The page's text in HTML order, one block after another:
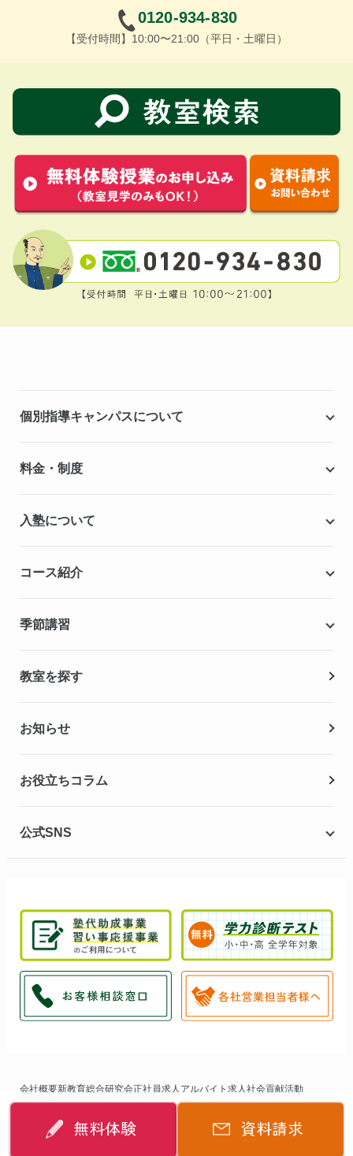
0120-934-830
【受付時間】10:00〜21:00（平日・土曜日）
無料体験 資料請求
個別指導キャンパスについて
こだわりの個別指導専用教材
料金・制度
無料学力診断テスト
入塾について
無料体験授業
コース紹介
高校生の個別指導コース
季節講習
冬期講習
教室を探す
お知らせ
お役立ちコラム
公式SNS
会社概要新教育総合研究会正社員求人 アルバイト求人社会貢献活動